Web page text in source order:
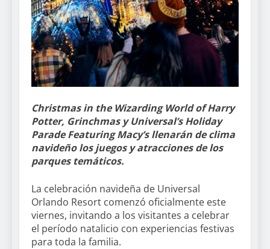
Christmas in the Wizarding World of Harry
Potter, Grinchmas y Universal’s Holiday
Parade Featuring Macy’s llenarán de clima
navideño los juegos y atracciones de los
parques temáticos.
La celebración navideña de Universal
Orlando Resort comenzó oficialmente este
viernes, invitando a los visitantes a celebrar
el período natalicio con experiencias festivas
para toda la familia.